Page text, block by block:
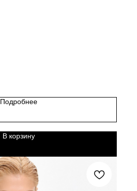
Подробнее
В корзину